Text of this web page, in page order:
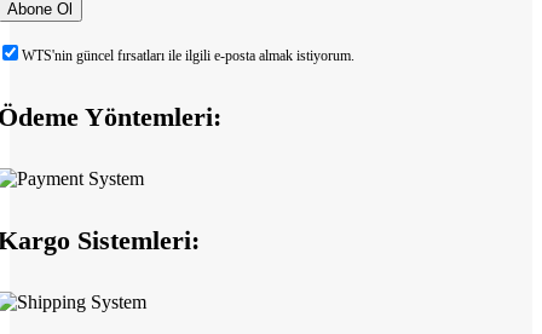
WTS'nin güncel fırsatları ile ilgili e-posta almak istiyorum.
Yöntemleri:
Sistemleri: